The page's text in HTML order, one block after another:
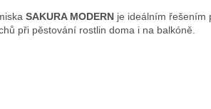
SAKURA MODERN je ideálním řešením
při pěstování rostlin doma i na balkóně.